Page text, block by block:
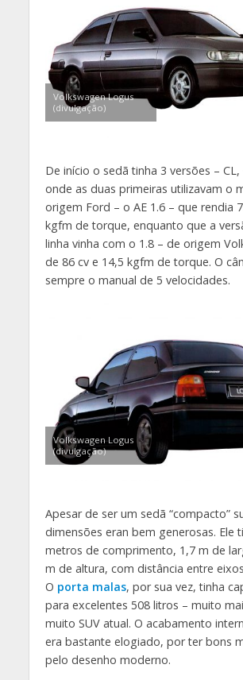
Volkswagen Logus
(divulgação)
De início o sedã tinha 3 versões – CL,
onde as duas primeiras utilizavam o
origem Ford – o AE 1.6 – que rendia
kgfm de torque, enquanto que a
linha vinha com o 1.8 – de origem
de 86 cv e 14,5 kgfm de torque. O
sempre o manual de 5 velocidades.
Volkswagen Logus
(divulgação)
Apesar de ser um sedã “compacto”
dimensões eran bem generosas. Ele
metros de comprimento, 1,7 m de
m de altura, com distância entre
O porta malas, por sua vez, tinha
para excelentes 508 litros – muito
muito SUV atual. O acabamento
era bastante elogiado, por ter bons
pelo desenho moderno.